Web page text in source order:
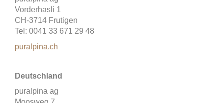
Vorderhasli 1
CH-3714 Frutigen
Tel: 0041 33 671 29 48
puralpina.ch
Deutschland
puralpina ag